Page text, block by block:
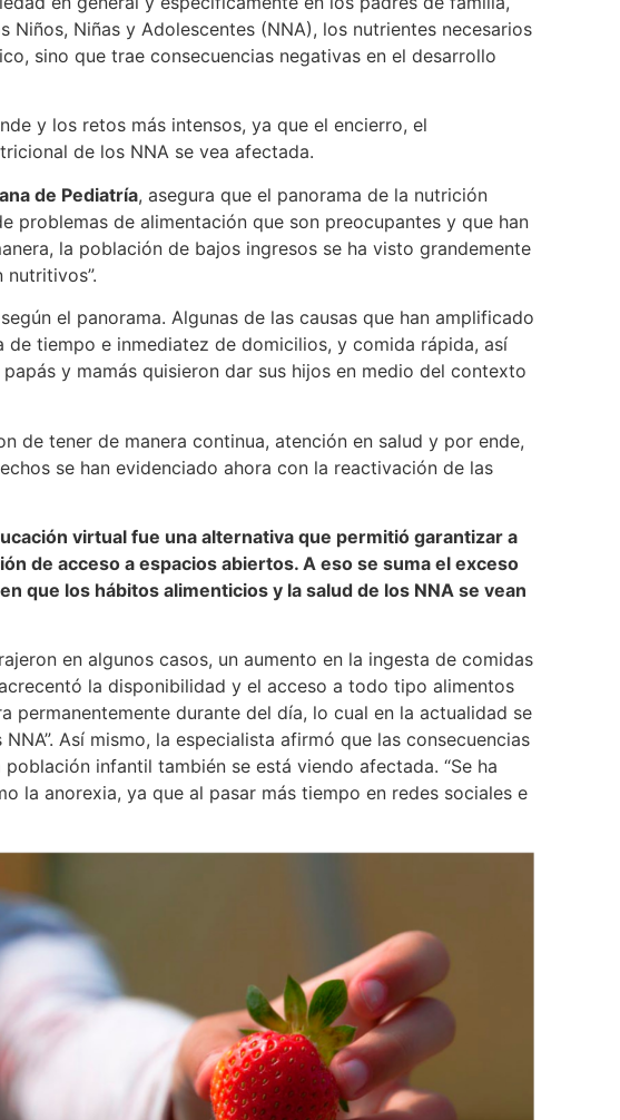
Niñas y Adolescentes (NNA), los nutrientes necesarios
sino que trae consecuencias negativas en el desarrollo
y los retos más intensos, ya que el encierro, el
de los NNA se vea afectada.
de Pediatría, asegura que el panorama de la nutrición
problemas de alimentación que son preocupantes y que han
la población de bajos ingresos se ha visto grandemente
el panorama. Algunas de las causas que han amplificado
tiempo e inmediatez de domicilios, y comida rápida, así
y mamás quisieron dar sus hijos en medio del contexto
de tener de manera continua, atención en salud y por ende,
se han evidenciado ahora con la reactivación de las
virtual fue una alternativa que permitió garantizar a
de acceso a espacios abiertos. A eso se suma el exceso
que los hábitos alimenticios y la salud de los NNA se vean
en algunos casos, un aumento en la ingesta de comidas
la disponibilidad y el acceso a todo tipo alimentos
permanentemente durante del día, lo cual en la actualidad se
Así mismo, la especialista afirmó que las consecuencias
infantil también se está viendo afectada. “Se ha
la anorexia, ya que al pasar más tiempo en redes sociales e